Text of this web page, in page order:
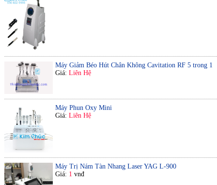
Máy Giảm Béo Hút Chân Không Cavitation RF 5 trong 1
Giá: Liên Hệ
Máy Phun Oxy Mini
Giá: Liên Hệ
Máy Trị Nám Tàn Nhang Laser YAG L-900
Giá: 1 vnđ